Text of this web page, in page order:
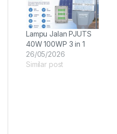
Lampu Jalan PJUTS
40W 100WP 3 in 1
26/05/2026
Similar post